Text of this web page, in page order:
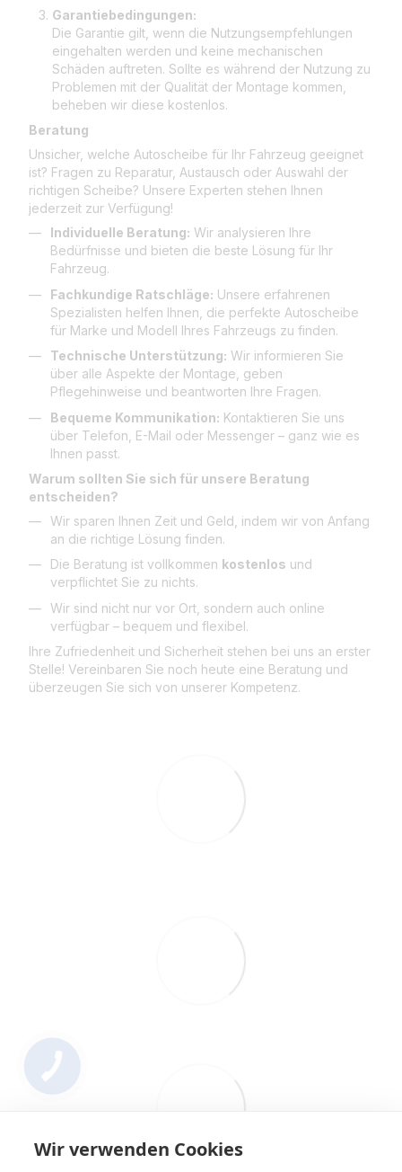
Garantiebedingungen:
Die Garantie gilt, wenn die Nutzungsempfehlungen
eingehalten werden und keine mechanischen
Schäden auftreten. Sollte es während der Nutzung zu
Problemen mit der Qualität der Montage kommen,
beheben wir diese kostenlos.
Beratung
Unsicher, welche Autoscheibe für Ihr Fahrzeug geeignet
ist? Fragen zu Reparatur, Austausch oder Auswahl der
richtigen Scheibe? Unsere Experten stehen Ihnen
jederzeit zur Verfügung!
Individuelle Beratung: Wir analysieren Ihre
Bedürfnisse und bieten die beste Lösung für Ihr
Fahrzeug.
Fachkundige Ratschläge: Unsere erfahrenen
Spezialisten helfen Ihnen, die perfekte Autoscheibe
für Marke und Modell Ihres Fahrzeugs zu finden.
Technische Unterstützung: Wir informieren Sie
über alle Aspekte der Montage, geben
Pflegehinweise und beantworten Ihre Fragen.
Bequeme Kommunikation: Kontaktieren Sie uns
über Telefon, E-Mail oder Messenger – ganz wie es
Ihnen passt.
Warum sollten Sie sich für unsere Beratung
entscheiden?
Wir sparen Ihnen Zeit und Geld, indem wir von Anfang
an die richtige Lösung finden.
Die Beratung ist vollkommen kostenlos und
verpflichtet Sie zu nichts.
Wir sind nicht nur vor Ort, sondern auch online
verfügbar – bequem und flexibel.
Ihre Zufriedenheit und Sicherheit stehen bei uns an erster
Stelle! Vereinbaren Sie noch heute eine Beratung und
überzeugen Sie sich von unserer Kompetenz.
Wir verwenden Cookies